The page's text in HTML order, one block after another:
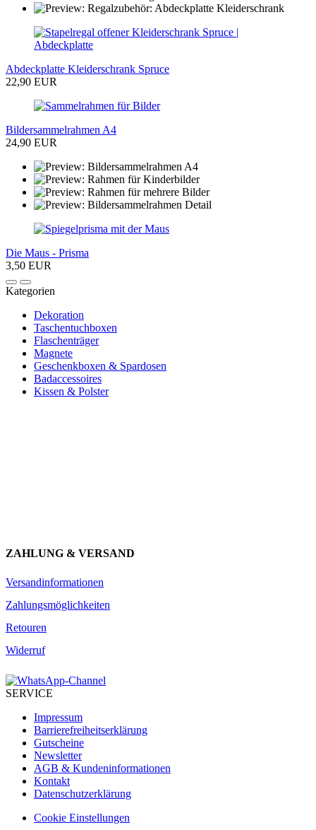
Abdeckplatte Kleiderschrank Spruce
22,90 EUR
Bildersammelrahmen A4
24,90 EUR
Die Maus - Prisma
3,50 EUR
Kategorien
Dekoration
Taschentuchboxen
Flaschenträger
Magnete
Geschenkboxen & Spardosen
Badaccessoires
Kissen & Polster
ZAHLUNG & VERSAND
Versandinformationen
Zahlungsmöglichkeiten
Retouren
Widerruf
SERVICE
Impressum
Barrierefreiheitserklärung
Gutscheine
Newsletter
AGB & Kundeninformationen
Kontakt
Datenschutzerklärung
Cookie Einstellungen